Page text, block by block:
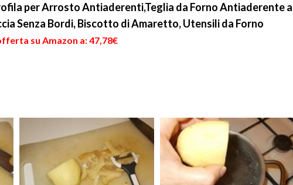
per Arrosto Antiaderenti,Teglia da Forno Antiaderente a
Senza Bordi, Biscotto di Amaretto, Utensili da Forno
su Amazon a: 47,78€